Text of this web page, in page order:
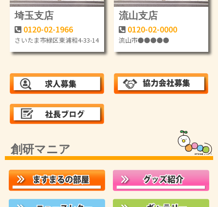
埼玉支店
0120-02-1966
さいたま市緑区東浦和4-33-14
流山支店
0120-02-0000
流山市●●●●●
創研マニア